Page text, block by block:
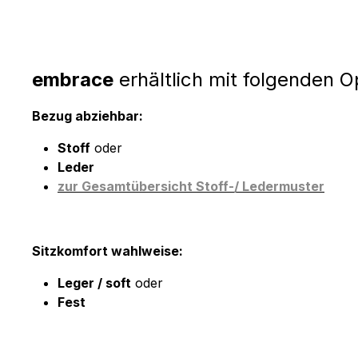
embrace erhältlich mit folgenden
Bezug abziehbar:
Stoff oder
Leder
zur Gesamtübersicht Stoff-/ Ledermuster
Sitzkomfort wahlweise:
Leger / soft oder
Fest